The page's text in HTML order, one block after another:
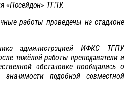
«Посейдон» ТГПУ.
работы проведены на стадионе
администрацией ИФКС ТГПУ
тяжёлой работы преподаватели и
обстановке пообщались о
подобной совместной